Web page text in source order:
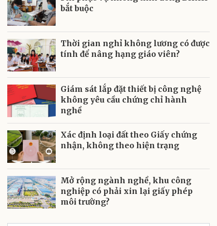
bắt buộc
Thời gian nghỉ không lương có được
tính để nâng hạng giáo viên?
Giám sát lắp đặt thiết bị công nghệ
không yêu cầu chứng chỉ hành
nghề
Xác định loại đất theo Giấy chứng
nhận, không theo hiện trạng
Mở rộng ngành nghề, khu công
nghiệp có phải xin lại giấy phép
môi trường?